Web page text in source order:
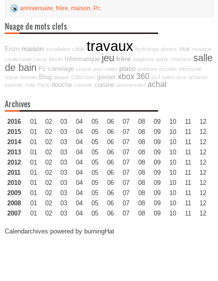
anniversaire, frère, maison, Pc
Nuage de mots clefs
Enzo maison installation câble travaux hydrofuge photos mur musique
coulissante Leroy Merlin Informatique jeu frère baignoire porte chambre salle
de bain Pc carrelage cousin jeux vidéo placo peinture escalier électricité
repas bureau Blog plaque Cdiscount grenier xbox 360 ps3 salon jeux amazon
parents colis Paris douche console cuisine anniversaire achat
Archives
2016 01 02 03 04 05 06 07 08 09 10 11
12
2015
01 02 03 04 05 06 07 08 09 10 11
12
2014
01 02 03 04 05 06 07 08 09 10 11
12
2013
01 02 03 04 05 06 07 08 09 10 11
12
2012
01 02 03 04 05 06 07 08 09 10 11
12
2011
01 02 03 04 05 06 07 08 09 10 11
12
2010
01 02 03 04 05 06 07 08 09 10 11
12
2009
01 02 03 04 05 06 07 08 09 10 11
12
2008
01 02 03 04 05 06 07 08 09 10 11
12
2007
01 02 03 04 05 06 07 08 09 10 11 12
Calendarchives powered by burningHat